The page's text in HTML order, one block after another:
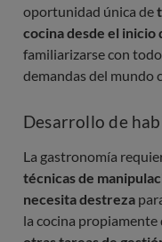
oportunidad única de
cocina desde el inicio
familiarizarse con
demandas del mundo
Desarrollo de
La gastronomía
técnicas de
necesita destreza
la cocina propiamente